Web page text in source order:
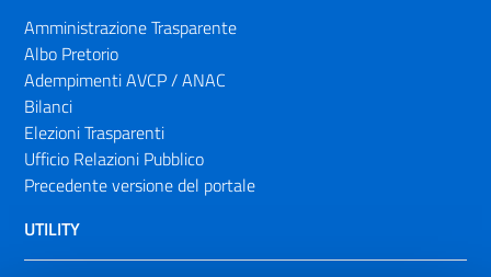
Amministrazione Trasparente
Albo Pretorio
Adempimenti AVCP / ANAC
Bilanci
Elezioni Trasparenti
Ufficio Relazioni Pubblico
Precedente versione del portale
UTILITY